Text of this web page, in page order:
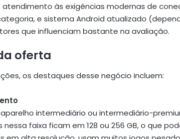
atendimento às exigências modernas de
e sistema Android atualizado
que influenciam bastante na avaliação.
oferta
os destaques desse negócio incluem:
aparelho intermediário ou intermediário-
nessa faixa ficam em 128 ou 256 GB, o que